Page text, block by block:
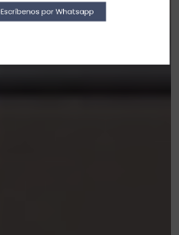
Escríbenos por Whatsapp